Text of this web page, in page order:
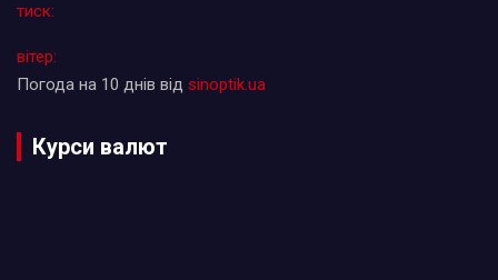
тиск:
вітер:
Погода на 10 днів від sinoptik.ua
Курси валют